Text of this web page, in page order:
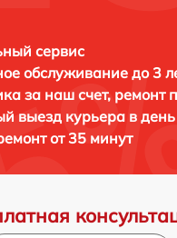
сервис
обслуживание до 3
за наш счет, ремонт
выезд курьера в
от 35 минут